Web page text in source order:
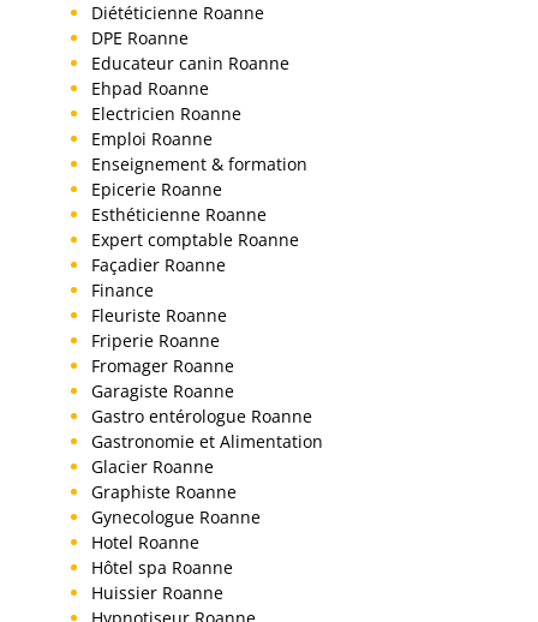
Diététicienne Roanne
DPE Roanne
Educateur canin Roanne
Ehpad Roanne
Electricien Roanne
Emploi Roanne
Enseignement & formation
Epicerie Roanne
Esthéticienne Roanne
Expert comptable Roanne
Façadier Roanne
Finance
Fleuriste Roanne
Friperie Roanne
Fromager Roanne
Garagiste Roanne
Gastro entérologue Roanne
Gastronomie et Alimentation
Glacier Roanne
Graphiste Roanne
Gynecologue Roanne
Hotel Roanne
Hôtel spa Roanne
Huissier Roanne